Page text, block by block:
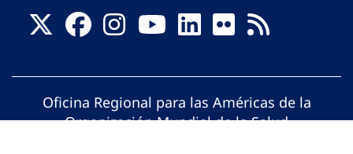
Oficina Regional para las Américas de la
Organización Mundial de la Salud